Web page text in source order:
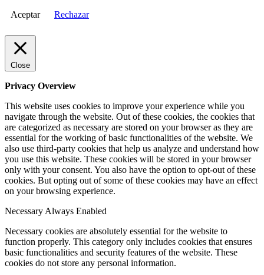
Aceptar Rechazar
Close
Privacy Overview
This website uses cookies to improve your experience while you
navigate through the website. Out of these cookies, the cookies that
are categorized as necessary are stored on your browser as they are
essential for the working of basic functionalities of the website. We
also use third-party cookies that help us analyze and understand how
you use this website. These cookies will be stored in your browser
only with your consent. You also have the option to opt-out of these
cookies. But opting out of some of these cookies may have an effect
on your browsing experience.
Necessary Always Enabled
Necessary cookies are absolutely essential for the website to
function properly. This category only includes cookies that ensures
basic functionalities and security features of the website. These
cookies do not store any personal information.